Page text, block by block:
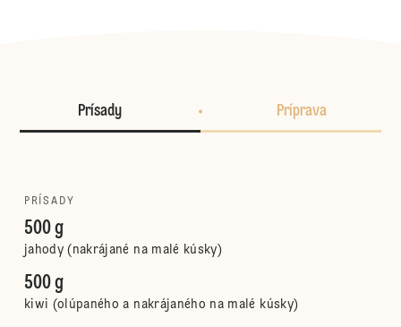
Prísady Príprava
PRÍSADY
500 g
jahody (nakrájané na malé kúsky)
500 g
kiwi (olúpaného a nakrájaného na malé kúsky)